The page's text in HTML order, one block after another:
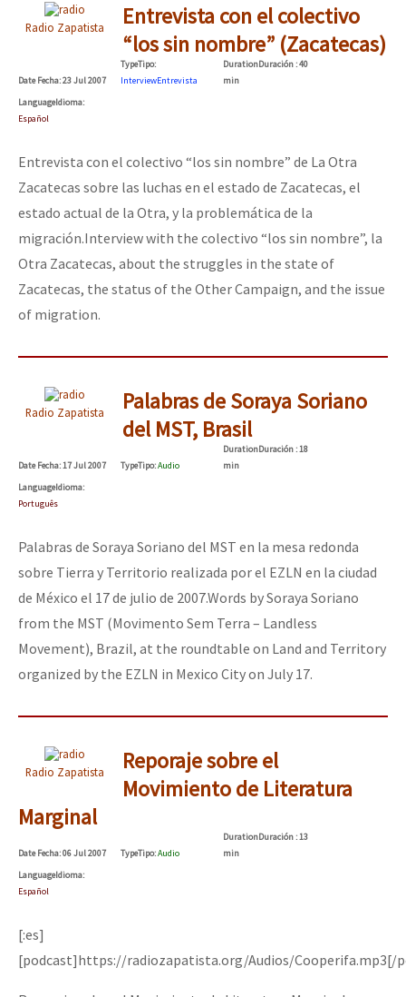
Radio Zapatista
Entrevista con el colectivo
“los sin nombre” (Zacatecas)
DateFecha: 23 Jul 2007
TypeTipo:
InterviewEntrevista
DurationDuración: 40
min
LanguageIdioma:
Español
Entrevista con el colectivo “los sin nombre” de La Otra
Zacatecas sobre las luchas en el estado de Zacatecas, el
estado actual de la Otra, y la problemática de la
migración.Interview with the colectivo “los sin nombre”, la
Otra Zacatecas, about the struggles in the state of
Zacatecas, the status of the Other Campaign, and the issue
of migration.
Radio Zapatista
Palabras de Soraya Soriano
del MST, Brasil
DateFecha: 17 Jul 2007 TypeTipo:Audio
DurationDuración: 18
min
LanguageIdioma:
Português
Palabras de Soraya Soriano del MST en la mesa redonda
sobre Tierra y Territorio realizada por el EZLN en la ciudad
de México el 17 de julio de 2007.Words by Soraya Soriano
from the MST (Movimento Sem Terra – Landless
Movement), Brazil, at the roundtable on Land and Territory
organized by the EZLN in Mexico City on July 17.
Radio Zapatista
Reporaje sobre el
Movimiento de Literatura
Marginal
DateFecha: 06 Jul 2007 TypeTipo:Audio
DurationDuración: 13
min
LanguageIdioma:
Español
[:es]
[podcast]https://radiozapatista.org/Audios/Cooperifa.mp3[/